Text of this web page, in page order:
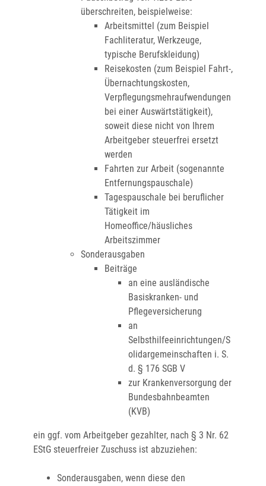
überschreiten, beispielweise:
Arbeitsmittel (zum Beispiel
Fachliteratur, Werkzeuge,
typische Berufskleidung)
Reisekosten (zum Beispiel Fahrt-,
Übernachtungskosten,
Verpflegungsmehraufwendungen
bei einer Auswärtstätigkeit),
soweit diese nicht von Ihrem
Arbeitgeber steuerfrei ersetzt
werden
Fahrten zur Arbeit (sogenannte
Entfernungspauschale)
Tagespauschale bei beruflicher
Tätigkeit im
Homeoffice/häusliches
Arbeitszimmer
Sonderausgaben
Beiträge
an eine ausländische
Basiskranken- und
Pflegeversicherung
an
Selbsthilfeeinrichtungen/S
olidargemeinschaften i. S.
d. § 176 SGB V
zur Krankenversorgung der
Bundesbahnbeamten
(KVB)
ein ggf. vom Arbeitgeber gezahlter, nach § 3 Nr. 62
EStG steuerfreier Zuschuss ist abzuziehen:
Sonderausgaben, wenn diese den